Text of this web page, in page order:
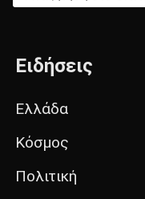
Ειδήσεις
Ελλάδα
Κόσμος
Πολιτική